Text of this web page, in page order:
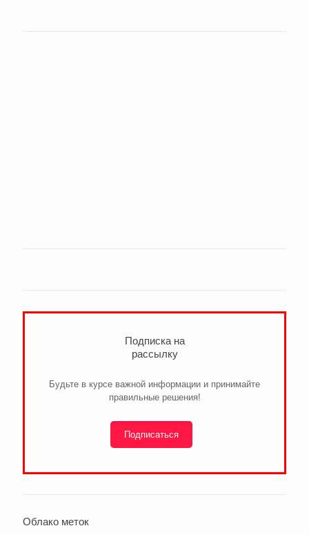
Подписка на
рассылку
Будьте в курсе важной информации и принимайте
правильные решения!
Подписаться
Облако меток